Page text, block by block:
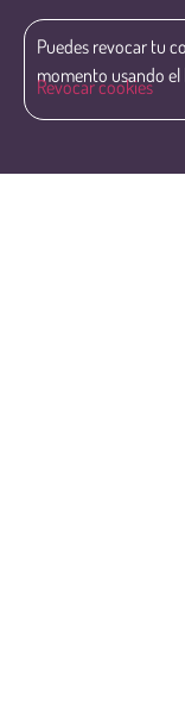
Puedes revocar tu
momento usando
Revocar cookies